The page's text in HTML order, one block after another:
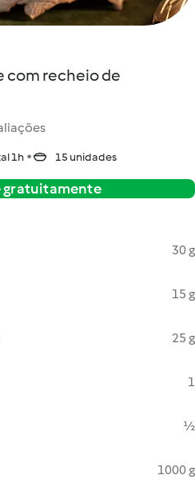
com recheio de
1h 15 unidades
gratuitamente
30 g
15 g
25 g
1
½
1000 g